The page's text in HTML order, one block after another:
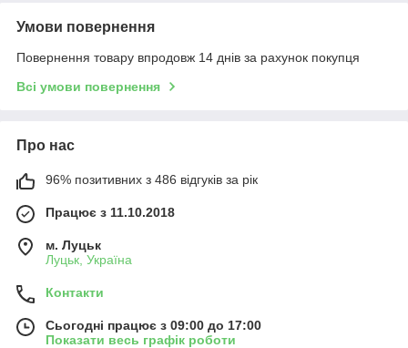
Умови повернення
Повернення товару впродовж 14 днів за рахунок покупця
Всі умови повернення
Про нас
96% позитивних з 486 відгуків за рік
Працює з 11.10.2018
м. Луцьк
Луцьк, Україна
Контакти
Сьогодні працює з 09:00 до 17:00
Показати весь графік роботи